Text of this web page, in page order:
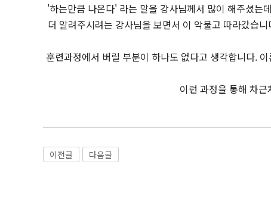
'하는만큼 나온다' 라는 말을 강사님께서 많이 해주셨는
더 알려주시려는 강사님을 보면서 이 악물고 따라갔습
훈련과정에서 버릴 부분이 하나도 없다고 생각합니다.
이런 과정을 통해 차
이전글 다음글